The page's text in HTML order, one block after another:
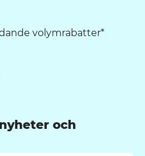
volymrabatter*